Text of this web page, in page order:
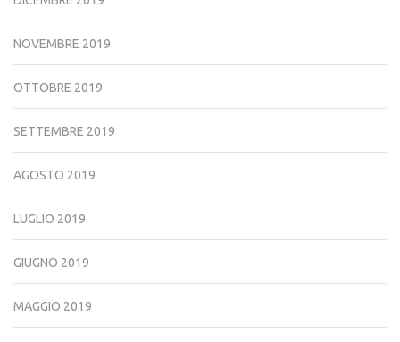
NOVEMBRE 2019
OTTOBRE 2019
SETTEMBRE 2019
AGOSTO 2019
LUGLIO 2019
GIUGNO 2019
MAGGIO 2019